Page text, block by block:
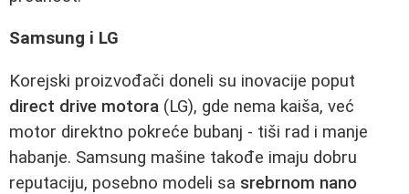
Samsung i LG
Korejski proizvođači doneli su inovacije poput
direct drive motora (LG), gde nema kaiša, već
motor direktno pokreće bubanj - tiši rad i manje
habanje. Samsung mašine takođe imaju dobru
reputaciju, posebno modeli sa srebrnom nano